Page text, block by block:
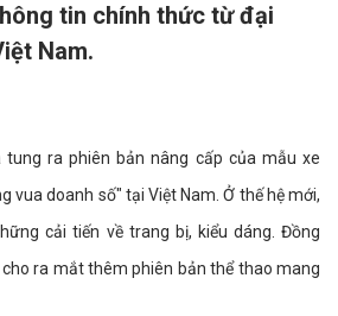
tin chính thức từ đại
Nam.
ra phiên bản nâng cấp của mẫu xe
vua doanh số" tại Việt Nam. Ở thế hệ mới,
cải tiến về trang bị, kiểu dáng. Đồng
ra mắt thêm phiên bản thể thao mang